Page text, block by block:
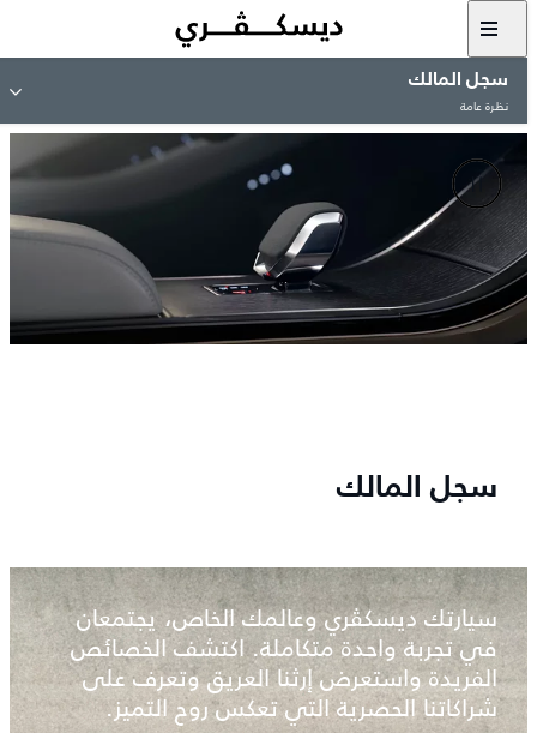
سجل المالك
نظرة عامة
سجل المالك
سيارتك ديسكڤري وعالمك الخاص، يجتمعان
في تجربة واحدة متكاملة. اكتشف الخصائص
الفريدة واستعرض إرثنا العريق وتعرف على
شراكاتنا الحصرية التي تعكس روح التميز.